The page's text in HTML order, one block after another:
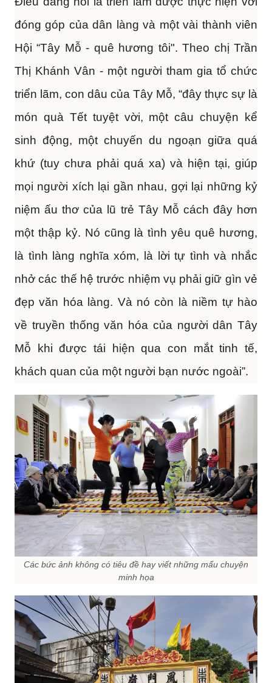
đóng góp của dân làng và một vài thành viên
Hội “Tây Mỗ - quê hương tôi". Theo chị Trần
Thị Khánh Vân - một người tham gia tổ chức
triển lãm, con dâu của Tây Mỗ, “đây thực sự là
món quà Tết tuyệt vời, một câu chuyện kể
sinh động, một chuyến du ngoạn giữa quá
khứ (tuy chưa phải quá xa) và hiện tại, giúp
mọi người xích lại gần nhau, gợi lại những kỷ
niệm ấu thơ của lũ trẻ Tây Mỗ cách đây hơn
một thập kỷ. Nó cũng là tình yêu quê hương,
là tình làng nghĩa xóm, là lời tự tình và nhắc
nhở các thế hệ trước nhiệm vụ phải giữ gìn vẻ
đẹp văn hóa làng. Và nó còn là niềm tự hào
về truyền thống văn hóa của người dân Tây
Mỗ khi được tái hiện qua con mắt tinh tế,
khách quan của một người bạn nước ngoài”.
Các bức ảnh không có tiêu đề hay viết những mẩu chuyện
minh họa